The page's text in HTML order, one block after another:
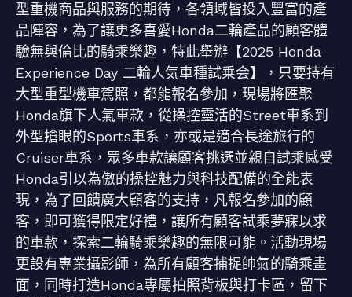
型重機商品與服務的期待，各領域皆投入豐富的產
品陣容，為了讓更多喜愛Honda二輪產品的顧客體
驗無與倫比的騎乘樂趣，特此舉辦【2025 Honda
Experience Day 二輪人気車種試乗会】，只要持有
大型重型機車駕照，都能報名參加，現場將匯聚
Honda旗下人氣車款，從操控靈活的Street車系到
外型搶眼的Sports車系，亦或是適合長途旅行的
Cruiser車系，眾多車款讓顧客挑選並親自試乘感受
Honda引以為傲的操控魅力與科技配備的全能表
現，為了回饋廣大顧客的支持，凡報名參加的顧
客，即可獲得限定好禮，讓所有顧客試乘夢寐以求
的車款，探索二輪騎乘樂趣的無限可能。活動現場
更設有專業攝影師，為所有顧客捕捉帥氣的騎乘畫
面，同時打造Honda專屬拍照背板與打卡區，留下